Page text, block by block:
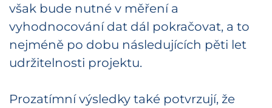
však bude nutné v měření a
vyhodnocování dat dál pokračovat, a to
nejméně po dobu následujících pěti let
udržitelnosti projektu.
Prozatímní výsledky také potvrzují, že